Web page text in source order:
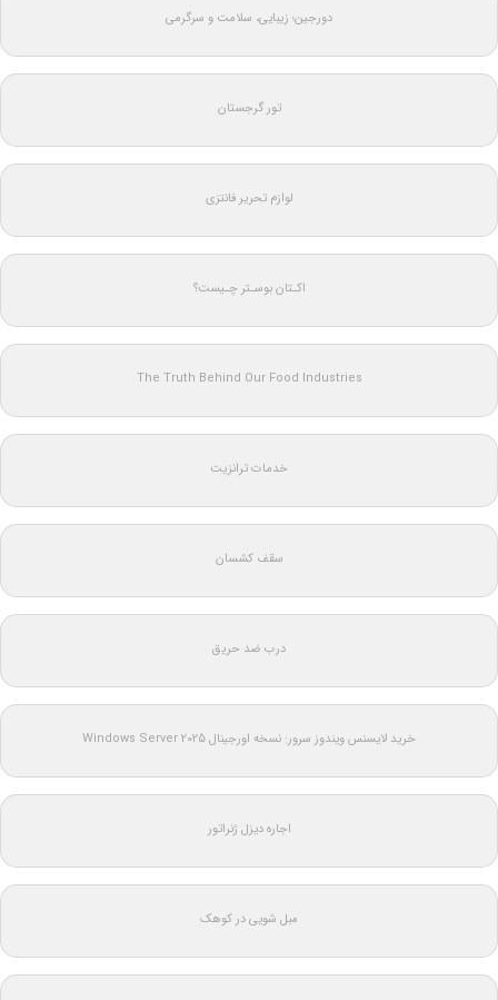
دورجین؛ زیبایی، سلامت و سرگرمی
تور گرجستان
لوازم تحریر فانتزی
اکـتان بوسـتر چـیست؟
The Truth Behind Our Food Industries
خدمات ترانزیت
سقف کشسان
درب ضد حریق
خرید لایسنس ویندوز سرور: نسخه اورجینال Windows Server 2025
اجاره دیزل ژنراتور
مبل شویی در کوهک